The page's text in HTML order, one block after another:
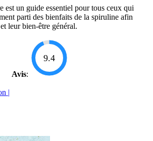
est un guide essentiel pour tous ceux qui
parti des bienfaits de la spiruline afin
leur bien-être général.
Avis:
9.4
|